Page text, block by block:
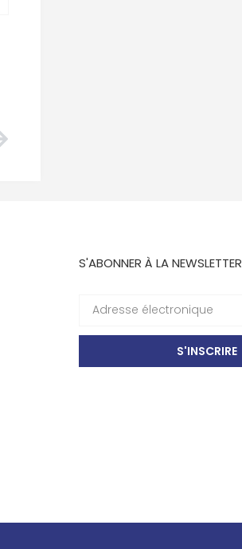
S'ABONNER À LA NEWSLETTER
S'INSCRIRE